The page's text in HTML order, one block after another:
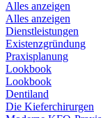
Alles anzeigen
Alles anzeigen
Dienstleistungen
Existenzgründung
Praxisplanung
Lookbook
Lookbook
Dentiland
Die Kieferchirurgen